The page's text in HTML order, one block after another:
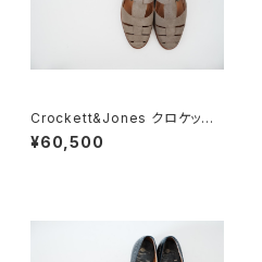
Crockett&Jones クロケット&
ジョーズ FISHERMAN グルカ
サンダル 7E スエード
¥60,500